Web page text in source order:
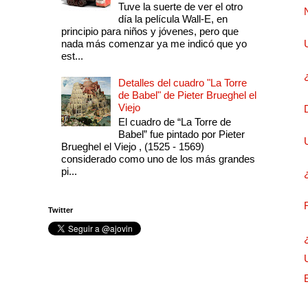
Tuve la suerte de ver el otro
día la película Wall-E, en
principio para niños y jóvenes, pero que
nada más comenzar ya me indicó que yo
est...
Detalles del cuadro "La Torre
de Babel" de Pieter Brueghel el
Viejo
El cuadro de “La Torre de
Babel” fue pintado por Pieter
Brueghel el Viejo , (1525 - 1569)
considerado como uno de los más grandes
pi...
Twitter